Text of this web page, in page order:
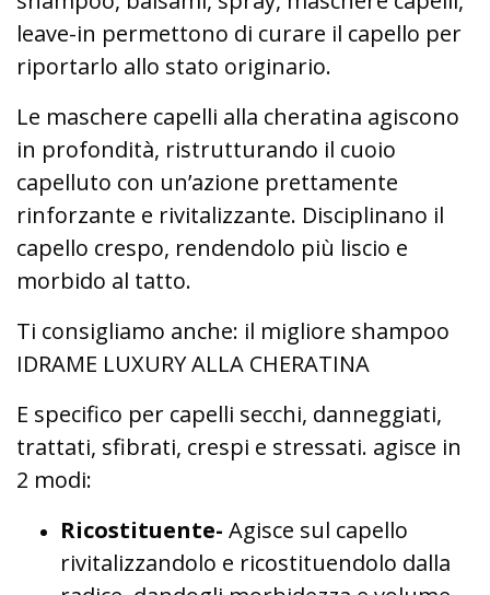
leave-in permettono di curare il capello per
riportarlo allo stato originario.
Le maschere capelli alla cheratina agiscono
in profondità, ristrutturando il cuoio
capelluto con un’azione prettamente
rinforzante e rivitalizzante. Disciplinano il
capello crespo, rendendolo più liscio e
morbido al tatto.
Ti consigliamo anche: il migliore shampoo
IDRAME LUXURY ALLA CHERATINA
E specifico per capelli secchi, danneggiati,
trattati, sfibrati, crespi e stressati. agisce in
2 modi:
Ricostituente- Agisce sul capello
rivitalizzandolo e ricostituendolo dalla